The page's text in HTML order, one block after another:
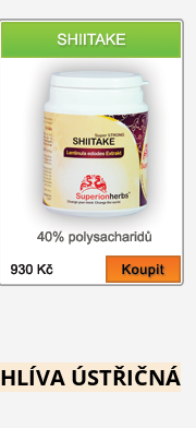
HLÍVA ÚSTŘIČNÁ